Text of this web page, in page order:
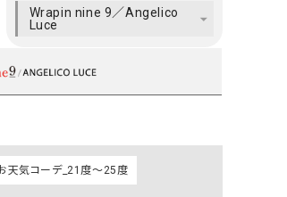
キシ丈
ート
ット） Hymn LIPA（ヒムリパ）
デイスタンダード）
チマブ)
セント）
Wrapin nine 9／Angelico
Luce
天気コーデ_21度～25度